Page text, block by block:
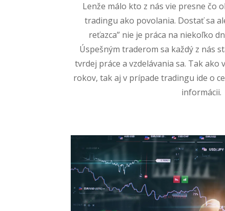
Lenže málo kto z nás vie presne čo
tradingu ako povolania. Dostať sa
reťazca” nie je práca na niekoľko
Úspešným traderom sa každý z nás
tvrdej práce a vzdelávania sa. Tak ako
rokov, tak aj v prípade tradingu ide o
informácii.